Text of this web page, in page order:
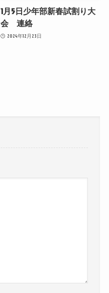
1月5日少年部新春試割り大
会 連絡
2024年12月23日